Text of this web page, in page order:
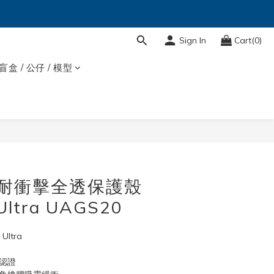
Sign In Cart(0)
盒 / 公仔 / 模型
衝擊全透保護殼
UAGS20
Ultra
證